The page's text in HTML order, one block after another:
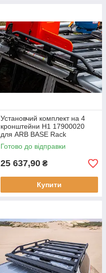
Установчий комплект на 4
кронштейни H1 17900020
для ARB BASE Rack
Готово до відправки
25 637,90 ₴
Купити